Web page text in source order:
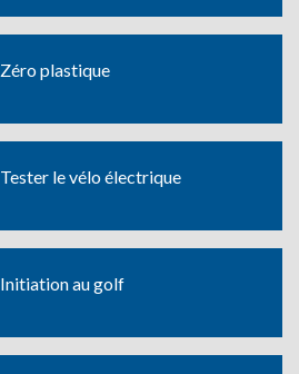
Zéro plastique
Tester le vélo électrique
Initiation au golf